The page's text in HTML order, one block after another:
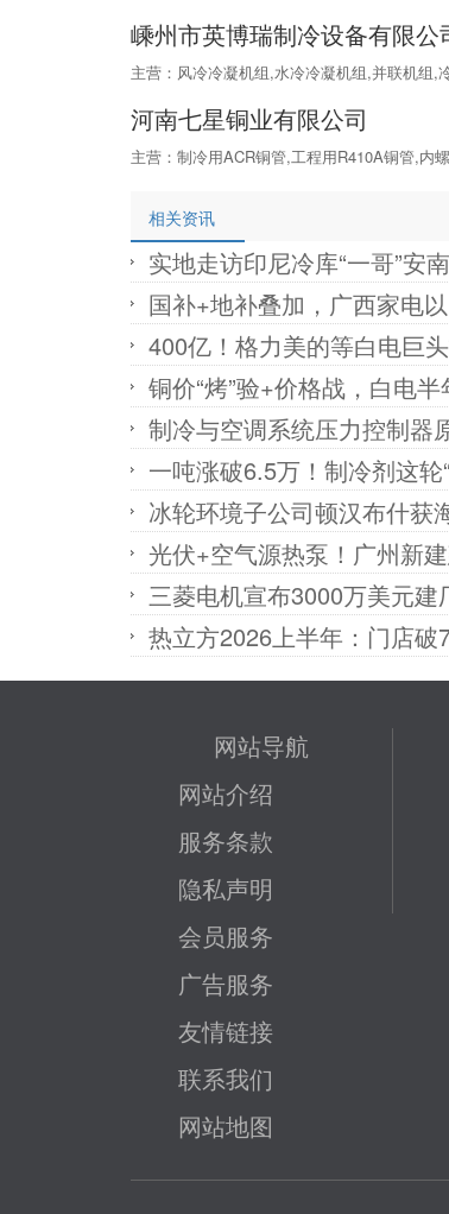
嵊州市英博瑞制冷设备有限公
主营：风冷冷凝机组,水冷冷凝机组,并联机组
河南七星铜业有限公司
主营：制冷用ACR铜管,工程用R410A铜管,内
相关资讯
实地走访印尼冷库“一哥”安
国补+地补叠加，广西家电
400亿！格力美的等白电巨
铜价“烤”验+价格战，白电半
制冷与空调系统压力控制器
一吨涨破6.5万！制冷剂这轮
冰轮环境子公司顿汉布什获
光伏+空气源热泵！广州新
三菱电机宣布3000万美元建
热立方2026上半年：门店破
网站导航
网站介绍
服务条款
隐私声明
会员服务
广告服务
友情链接
联系我们
网站地图